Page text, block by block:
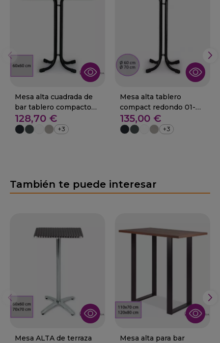
Mesa alta cuadrada de
bar tablero compacto
01-Salceda
128,70 €
+3
Mesa alta tablero
compact redondo 01-
Salceda
135,00 €
+3
También te puede interesar
Mesa ALTA de terraza
Mesa alta para bar